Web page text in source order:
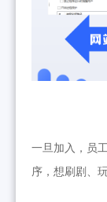
一旦加入，员
序，想刷剧、